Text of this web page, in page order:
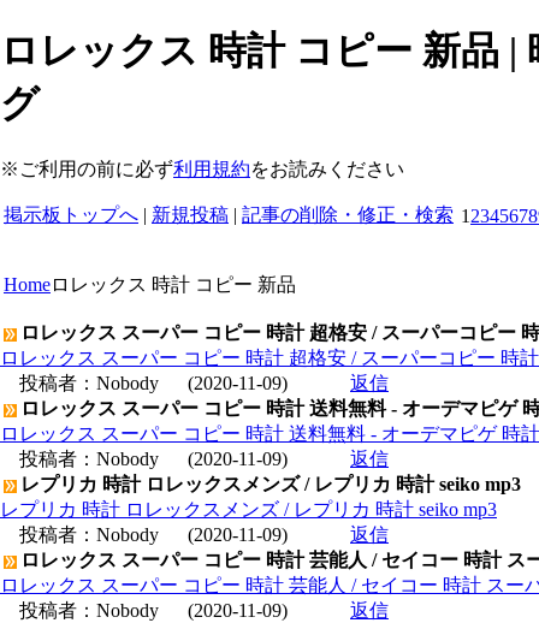
ロレックス 時計 コピー 新品
グ
※ご利用の前に必ず利用規約をお読みください
掲示板トップへ | 新規投稿 | 記事の削除・修正・検索 1 2345678
Homeロレックス 時計 コピー 新品
ロレックス スーパー コピー 時計 超格安 / スーパーコピー
ロレックス スーパー コピー 時計 超格安 / スーパーコピー 時
投稿者： Nobody (2020-11-09)
返信
ロレックス スーパー コピー 時計 送料無料 - オーデマピゲ
ロレックス スーパー コピー 時計 送料無料 - オーデマピゲ 時
投稿者： Nobody (2020-11-09)
返信
レプリカ 時計 ロレックスメンズ / レプリカ 時計 seiko mp3
レプリカ 時計 ロレックスメンズ / レプリカ 時計 seiko mp3
投稿者： Nobody (2020-11-09)
返信
ロレックス スーパー コピー 時計 芸能人 / セイコー 時計 ス
ロレックス スーパー コピー 時計 芸能人 / セイコー 時計 スー
投稿者： Nobody (2020-11-09)
返信